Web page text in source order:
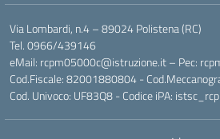
Via Lombardi, n.4 – 89024 Polistena (RC)
Tel. 0966/439146
eMail: rcpm05000c@istruzione.it – Pec:
Cod.Fiscale: 82001880804 -
Cod. Univoco: UF83Q8 - Codice iPA: